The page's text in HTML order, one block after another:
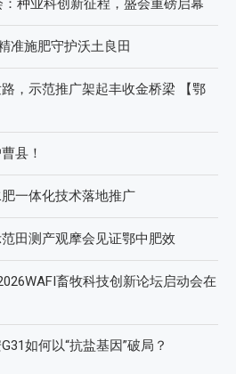
种业科创新征程，盛会重磅启幕
准施肥守护沃土良田
，示范推广架起丰收金桥梁 【鄂
县！
一体化技术落地推广
田测产观摩会见证鄂中肥效
畜牧科技创新论坛启动会在
如何以“抗盐基因”破局？